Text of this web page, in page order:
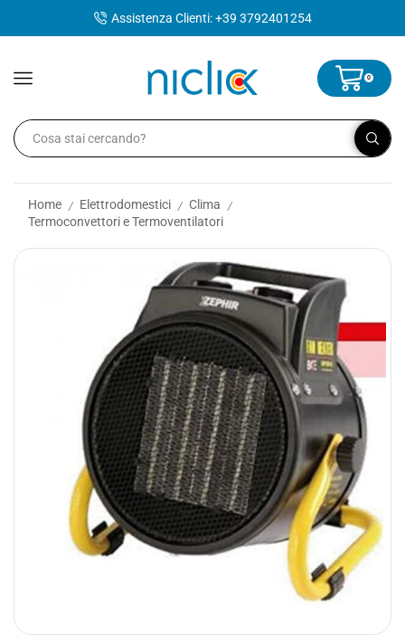
Assistenza Clienti: +39 3792401254
0
Home / Elettrodomestici / Clima /
Termoconvettori e Termoventilatori